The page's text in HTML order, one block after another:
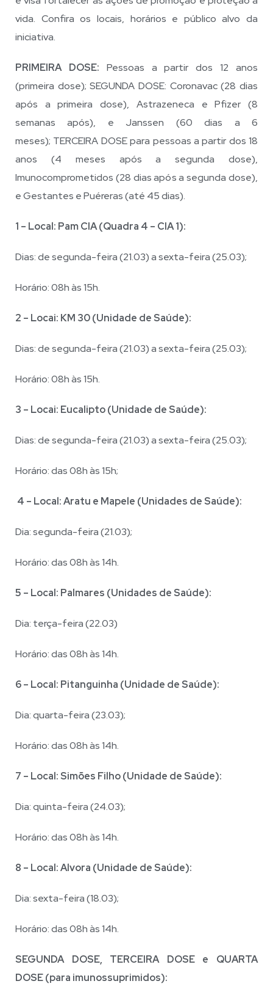
vida. Confira os locais, horários e público alvo da
iniciativa.
PRIMEIRA DOSE: Pessoas a partir dos 12 anos
(primeira dose); SEGUNDA DOSE: Coronavac (28 dias
após a primeira dose), Astrazeneca e Pfizer (8
semanas após), e Janssen (60 dias a 6
meses); TERCEIRA DOSE para pessoas a partir dos 18
anos (4 meses após a segunda dose),
Imunocomprometidos (28 dias após a segunda dose),
e Gestantes e Puéreras (até 45 dias).
1 – Local: Pam CIA (Quadra 4 – CIA 1):
Dias: de segunda-feira (21.03) a sexta-feira (25.03);
Horário: 08h às 15h.
2 – Locai: KM 30 (Unidade de Saúde):
Dias: de segunda-feira (21.03) a sexta-feira (25.03);
Horário: 08h às 15h.
3 – Locai: Eucalipto (Unidade de Saúde):
Dias: de segunda-feira (21.03) a sexta-feira (25.03);
Horário: das 08h às 15h;
4 – Local: Aratu e Mapele (Unidades de Saúde):
Dia: segunda-feira (21.03);
Horário: das 08h às 14h.
5 – Local: Palmares (Unidades de Saúde):
Dia: terça-feira (22.03)
Horário: das 08h às 14h.
6 – Local: Pitanguinha (Unidade de Saúde):
Dia: quarta-feira (23.03);
Horário: das 08h às 14h.
7 – Local: Simões Filho (Unidade de Saúde):
Dia: quinta-feira (24.03);
Horário: das 08h às 14h.
8 – Local: Alvora (Unidade de Saúde):
Dia: sexta-feira (18.03);
Horário: das 08h às 14h.
SEGUNDA DOSE, TERCEIRA DOSE e QUARTA
DOSE (para imunossuprimidos):